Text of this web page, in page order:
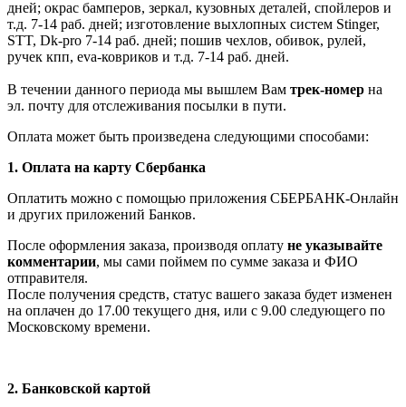
дней; окрас бамперов, зеркал, кузовных деталей, спойлеров и
т.д. 7-14 раб. дней; изготовление выхлопных систем Stinger,
STT, Dk-pro 7-14 раб. дней; пошив чехлов, обивок, рулей,
ручек кпп, eva-ковриков и т.д. 7-14 раб. дней.
В течении данного периода мы вышлем Вам трек-номер на
эл. почту для отслеживания посылки в пути.
Оплата может быть произведена следующими способами:
1. Оплата на карту Сбербанка
Оплатить можно с помощью приложения СБЕРБАНК-Онлайн
и других приложений Банков.
После оформления заказа, производя оплату не указывайте
комментарии, мы сами поймем по сумме заказа и ФИО
отправителя.
После получения средств, статус вашего заказа будет изменен
на оплачен до 17.00 текущего дня, или с 9.00 следующего по
Московскому времени.
2. Банковской картой